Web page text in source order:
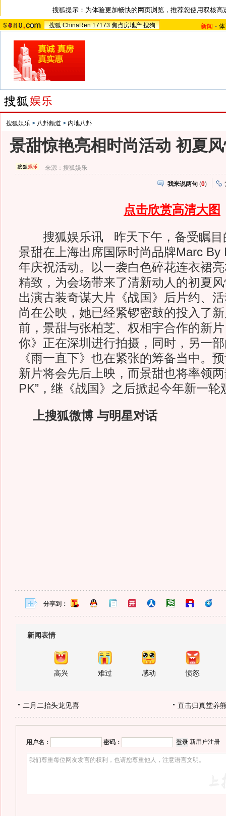
搜狐提示：为体验更加畅快的网页浏览，推荐您使用双核高
搜狐 ChinaRen 17173 焦点房地产 搜狗 新闻 -
搜狐娱乐 > 八卦频道 > 内地八卦
景甜惊艳亮相时尚活动 初夏
来源：搜狐娱乐
我来说两句 (0)
点击欣赏高清大图
搜狐娱乐讯 昨天下午，备受瞩目
景甜在上海出席国际时尚品牌Marc By
年庆祝活动。以一袭白色碎花连衣裙
精致，为会场带来了清新动人的初夏
出演古装奇谋大片《战国》后片约、
尚在公映，她已经紧锣密鼓的投入了
前，景甜与张柏芝、权相宇合作的新
你》正在深圳进行拍摄，同时，另一
《雨一直下》也在紧张的筹备当中。
新片将会先后上映，而景甜也将率领
PK”，继《战国》之后掀起今年新一轮
上搜狐微博 与明星对话
分享到：
新闻表情
高兴 难过 感动 愤怒
二月二抬头龙见喜 直击归真堂养
用户名： 密码： 新用户注册